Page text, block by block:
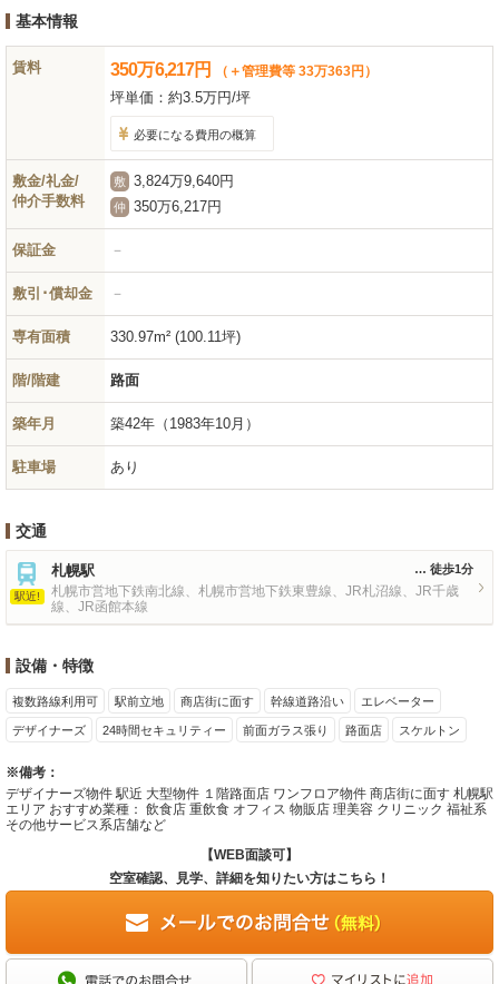
基本情報
賃料 350万6,217円 （＋管理費等 33万363円）
坪単価： 約3.5万円/坪
必要になる費用の概算
敷金/礼金/
仲介手数料
敷 3,824万9,640円
仲 350万6,217円
保証金 －
敷引･償却金 －
専有面積 330.97m² (100.11坪)
階/階建 路面
築年月 築42年 （1983年10月）
駐車場 あり
交通
札幌駅
札幌市営地下鉄南北線、札幌市営地下鉄東豊線、JR札沼線、JR千歳
線、JR函館本線
駅近!
徒歩1分
設備・特徴
複数路線利用可 駅前立地 商店街に面す 幹線道路沿い エレベーター
デザイナーズ 24時間セキュリティー 前面ガラス張り 路面店 スケルトン
※備考：
デザイナーズ物件 駅近 大型物件 １階路面店 ワンフロア物件 商店街に面す 札幌駅
エリア おすすめ業種： 飲食店 重飲食 オフィス 物販店 理美容 クリニック 福祉系
その他サービス系店舗など
【WEB面談可】
空室確認、見学、詳細を知りたい方はこちら！